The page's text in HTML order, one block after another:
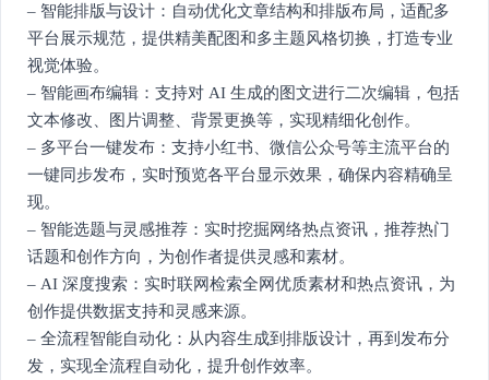
– 智能排版与设计：自动优化文章结构和排版布局，适配多
平台展示规范，提供精美配图和多主题风格切换，打造专业
视觉体验。
– 智能画布编辑：支持对 AI 生成的图文进行二次编辑，包括
文本修改、图片调整、背景更换等，实现精细化创作。
– 多平台一键发布：支持小红书、微信公众号等主流平台的
一键同步发布，实时预览各平台显示效果，确保内容精确呈
现。
– 智能选题与灵感推荐：实时挖掘网络热点资讯，推荐热门
话题和创作方向，为创作者提供灵感和素材。
– AI 深度搜索：实时联网检索全网优质素材和热点资讯，为
创作提供数据支持和灵感来源。
– 全流程智能自动化：从内容生成到排版设计，再到发布分
发，实现全流程自动化，提升创作效率。